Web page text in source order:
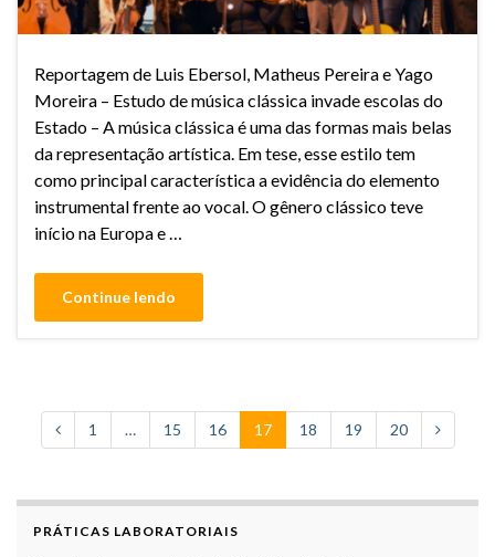
Reportagem de Luis Ebersol, Matheus Pereira e Yago
Moreira – Estudo de música clássica invade escolas do
Estado – A música clássica é uma das formas mais belas
da representação artística. Em tese, esse estilo tem
como principal característica a evidência do elemento
instrumental frente ao vocal. O gênero clássico teve
início na Europa e …
Continue lendo
1 … 15 16 17 18 19 20
PRÁTICAS LABORATORIAIS